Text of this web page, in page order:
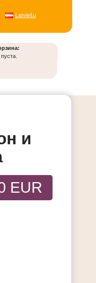
Latviešu
и
EUR